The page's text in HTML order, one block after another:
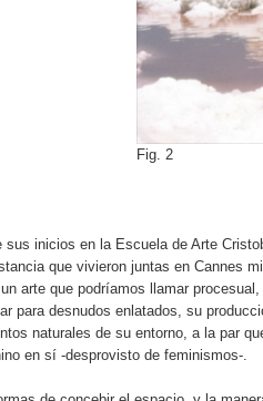
Fig. 2
sus inicios en la Escuela de Arte
que vivieron juntas en Cannes
arte que podríamos llamar
para desnudos enlatados, su
naturales de su entorno, a la par
en sí -desprovisto de feminismos-.